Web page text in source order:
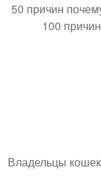
50 причин
100
Владельцы